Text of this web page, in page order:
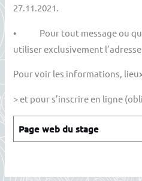
27.11.2021.
• Pour tout message ou
utiliser exclusivement
Pour voir les informations,
> et pour s’inscrire en ligne
Page web du stage